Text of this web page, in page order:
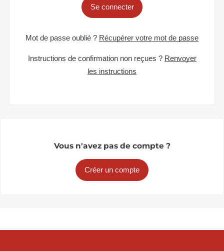
Se connecter
Mot de passe oublié ? Récupérer votre mot de passe
Instructions de confirmation non reçues ? Renvoyer
les instructions
Vous n'avez pas de compte ?
Créer un compte